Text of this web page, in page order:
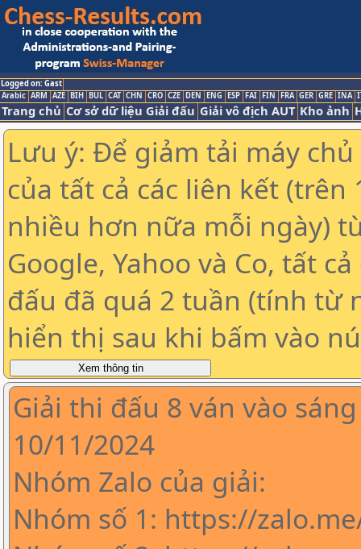
Logged on: Gast
Arabic ARM AZE BIH BUL CAT CHN CRO CZE DEN ENG ESP FAI FIN FRA GER GRE INA
Trang chủ Cơ sở dữ liệu Giải đấu Giải vô địch AUT Kho ảnh
Lưu ý: Để giảm tải máy
của tất cả các liên kết (trên
nhiều hơn nữa mỗi ngày)
Google, Yahoo và Co, tất
đấu đã quá 2 tuần (tính từ
hiển thị sau khi bấm vào
Giải thi đấu 8 ván vào
10/11/2024
Nhóm Zalo của giải:
Nhóm số 1: https://